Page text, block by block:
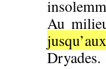
Au